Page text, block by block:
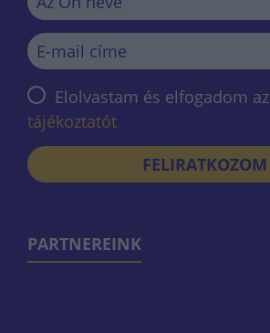
Elolvastam és elfogadom az
tájékoztatót
FELIRATKOZOM
PARTNEREINK